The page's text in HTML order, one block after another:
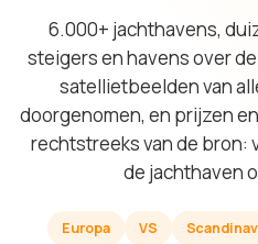
6.000+ jachthavens,
steigers en havens over
satellietbeelden van
doorgenomen, en prijzen
rechtstreeks van de bron:
de jachthaven
Europa VS